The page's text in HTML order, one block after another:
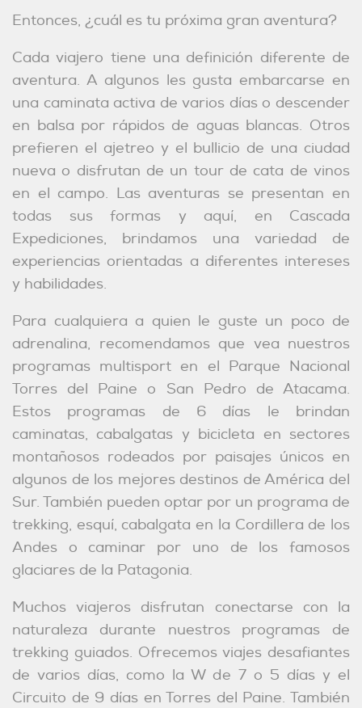
Entonces, ¿cuál es tu próxima gran aventura?
Cada viajero tiene una definición diferente de
aventura. A algunos les gusta embarcarse en
una caminata activa de varios días o descender
en balsa por rápidos de aguas blancas. Otros
prefieren el ajetreo y el bullicio de una ciudad
nueva o disfrutan de un tour de cata de vinos
en el campo. Las aventuras se presentan en
todas sus formas y aquí, en Cascada
Expediciones, brindamos una variedad de
experiencias orientadas a diferentes intereses
y habilidades.
Para cualquiera a quien le guste un poco de
adrenalina, recomendamos que vea nuestros
programas multisport en el Parque Nacional
Torres del Paine o San Pedro de Atacama.
Estos programas de 6 días le brindan
caminatas, cabalgatas y bicicleta en sectores
montañosos rodeados por paisajes únicos en
algunos de los mejores destinos de América del
Sur. También pueden optar por un programa de
trekking, esquí, cabalgata en la Cordillera de los
Andes o caminar por uno de los famosos
glaciares de la Patagonia.
Muchos viajeros disfrutan conectarse con la
naturaleza durante nuestros programas de
trekking guiados. Ofrecemos viajes desafiantes
de varios días, como la W de 7 o 5 días y el
Circuito de 9 días en Torres del Paine. También